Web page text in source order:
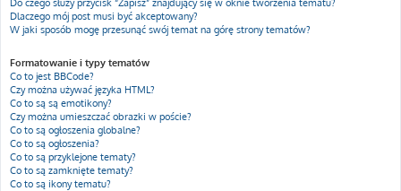
Do czego służy przycisk “Zapisz” znajdujący się w oknie tworzenia tematu?
Dlaczego mój post musi być akceptowany?
W jaki sposób mogę przesunąć swój temat na górę strony tematów?
Formatowanie i typy tematów
Co to jest BBCode?
Czy można używać języka HTML?
Co to są są emotikony?
Czy można umieszczać obrazki w poście?
Co to są ogłoszenia globalne?
Co to są ogłoszenia?
Co to są przyklejone tematy?
Co to są zamknięte tematy?
Co to są ikony tematu?